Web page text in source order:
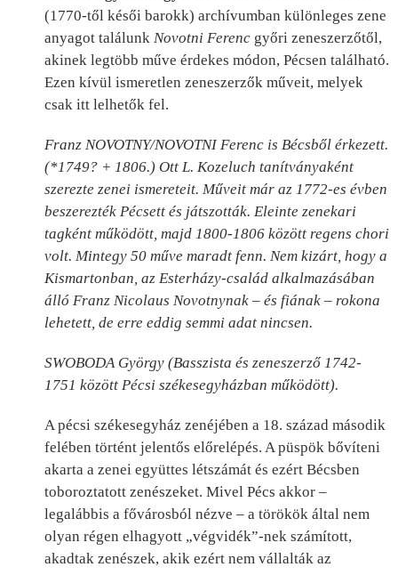
(1770-től késői barokk) archívumban különleges zene
anyagot találunk Novotni Ferenc győri zeneszerzőtől,
akinek legtöbb műve érdekes módon, Pécsen található.
Ezen kívül ismeretlen zeneszerzők műveit, melyek
csak itt lelhetők fel.
Franz NOVOTNY/NOVOTNI Ferenc is Bécsből érkezett.
(*1749? + 1806.) Ott L. Kozeluch tanítványaként
szerezte zenei ismereteit. Műveit már az 1772-es évben
beszerezték Pécsett és játszották. Eleinte zenekari
tagként működött, majd 1800-1806 között regens chori
volt. Mintegy 50 műve maradt fenn. Nem kizárt, hogy a
Kismartonban, az Esterházy-család alkalmazásában
álló Franz Nicolaus Novotnynak – és fiának – rokona
lehetett, de erre eddig semmi adat nincsen.
SWOBODA György (Basszista és zeneszerző 1742-
1751 között Pécsi székesegyházban működött).
A pécsi székesegyház zenéjében a 18. század második
felében történt jelentős előrelépés. A püspök bővíteni
akarta a zenei együttes létszámát és ezért Bécsben
toboroztatott zenészeket. Mivel Pécs akkor –
legalábbis a fővárosból nézve – a törökök által nem
olyan régen elhagyott „végvidék”-nek számított,
akadtak zenészek, akik ezért nem vállalták az